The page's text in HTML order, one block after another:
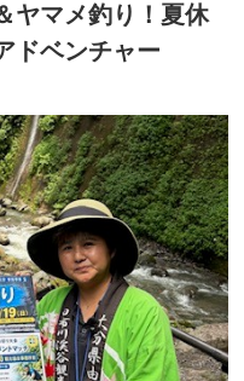
ヤマメ釣り！夏休
ドベンチャー